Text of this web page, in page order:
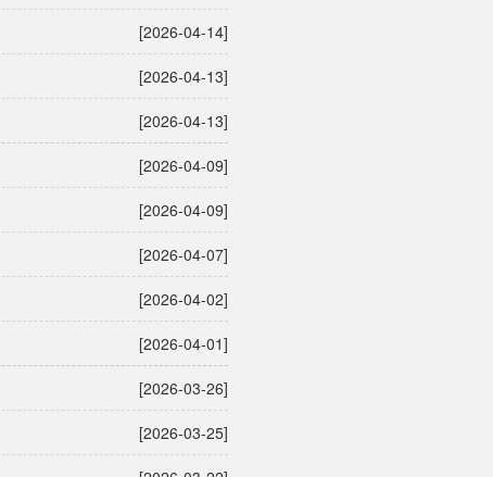
[2026-04-14]
[2026-04-13]
[2026-04-13]
[2026-04-09]
[2026-04-09]
[2026-04-07]
[2026-04-02]
[2026-04-01]
[2026-03-26]
[2026-03-25]